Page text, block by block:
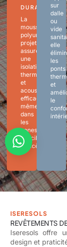
DURABILITÉ
La
mousse
polyuréthane
projetée
assure
une
isolation
thermique
et
acoustique
efficace,
même
dans
les
zones
difficiles
d’accès.
sur
dalle
ou
vide
elle
les
ponts
et
le
ISERESOLS
REVÊTEMENTS
Iseresols offre
design et